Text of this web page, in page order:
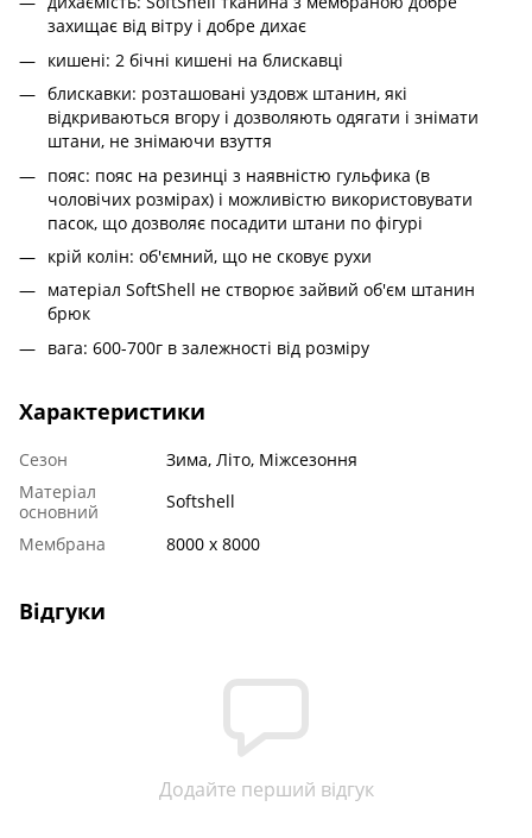
захищає від вітру і добре дихає
кишені: 2 бічні кишені на блискавці
блискавки: розташовані уздовж штанин, які
відкриваються вгору і дозволяють одягати і знімати
штани, не знімаючи взуття
пояс: пояс на резинці з наявністю гульфика (в
чоловічих розмірах) і можливістю використовувати
пасок, що дозволяє посадити штани по фігурі
крій колін: об'ємний, що не сковує рухи
матеріал SoftShell не створює зайвий об'єм штанин
брюк
вага: 600-700г в залежності від розміру
Характеристики
Сезон
Зима, Літо, Міжсезоння
Матеріал
основний
Softshell
Мембрана
8000 х 8000
Відгуки
Додайте перший відгук